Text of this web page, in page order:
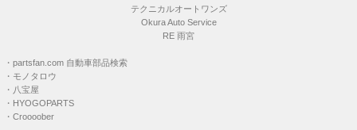
テクニカルオートワンズ
Okura Auto Service
RE 雨宮
・ partsfan.com 自動車部品検索
・ モノタロウ
・ 八宝屋
・ HYOGOPARTS
・ Croooober